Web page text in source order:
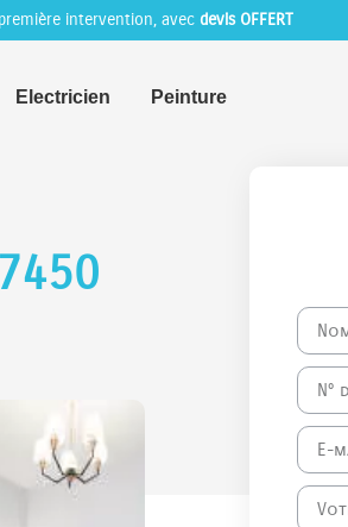
intervention, avec devis OFFERT
Electricien Peinture